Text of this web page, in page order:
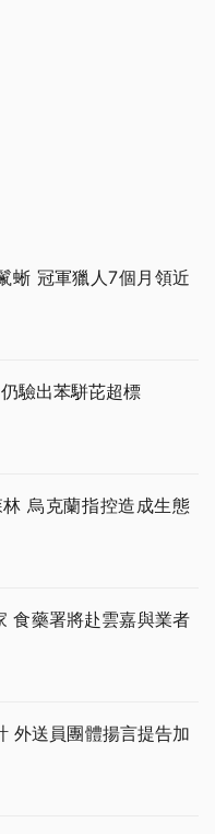
蜥 冠軍獵人7個月領近
驗出苯駢芘超標
烏克蘭指控造成生態
食藥署將赴雲嘉與業者
外送員團體揚言提告加